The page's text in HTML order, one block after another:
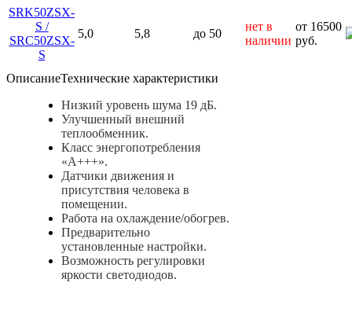
SRK50ZSX-
S /
SRC50ZSX-
S
5,0 5,8 до 50
нет в
наличии
от 16500
руб.
ОписаниеТехнические характеристики
Низкий уровень шума 19 дБ.
Улучшенный внешний
теплообменник.
Класс энергопотребления
«А+++».
Датчики движения и
присутствия человека в
помещении.
Работа на охлаждение/обогрев.
Предварительно
установленные настройки.
Возможность регулировки
яркости светодиодов.